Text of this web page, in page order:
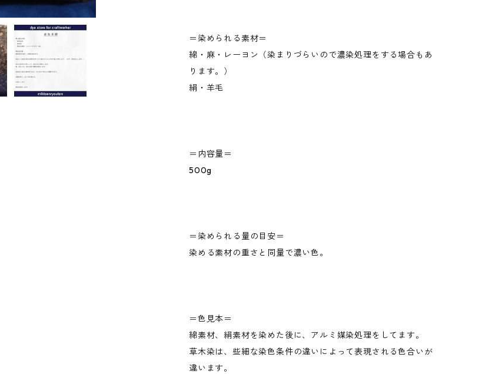
＝染められる素材＝
綿・麻・レーヨン（染まりづらいので濃染処理をする場合もあ
ります。）
絹・羊毛
＝内容量＝
500g
＝染められる量の目安＝
染める素材の重さと同量で濃い色。
＝色見本＝
綿素材、絹素材を染めた後に、アルミ媒染処理をしてます。
草木染は、些細な染色条件の違いによって表現される色合いが
違います。